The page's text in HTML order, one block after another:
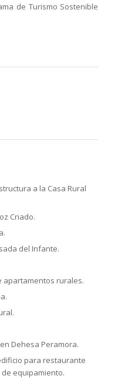
de Turismo Sostenible
a la Casa Rural
Criado.
del Infante.
apartamentos rurales.
Dehesa Peramora.
para restaurante
de equipamiento.